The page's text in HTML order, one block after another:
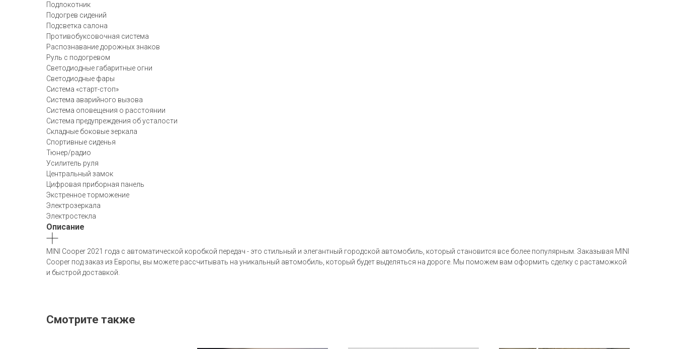
Подлокотник
Подогрев сидений
Подсветка салона
Противобуксовочная система
Распознавание дорожных знаков
Руль с подогревом
Светодиодные габаритные огни
Светодиодные фары
Система «старт-стоп»
Система аварийного вызова
Система оповещения о расстоянии
Система предупреждения об усталости
Складные боковые зеркала
Спортивные сиденья
Тюнер/радио
Усилитель руля
Центральный замок
Цифровая приборная панель
Экстренное торможение
Электрозеркала
Электростекла
Описание
MINI Cooper 2021 года с автоматической коробкой передач - это стильный и элегантный городской автомобиль, который становится все более популярным. Заказывая MINI
Cooper под заказ из Европы, вы можете рассчитывать на уникальный автомобиль, который будет выделяться на дороге. Мы поможем вам оформить сделку с растаможкой
и быстрой доставкой.
Смотрите также